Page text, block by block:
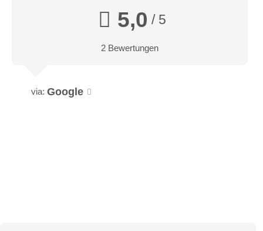
5,0 / 5
2 Bewertungen
via: Google